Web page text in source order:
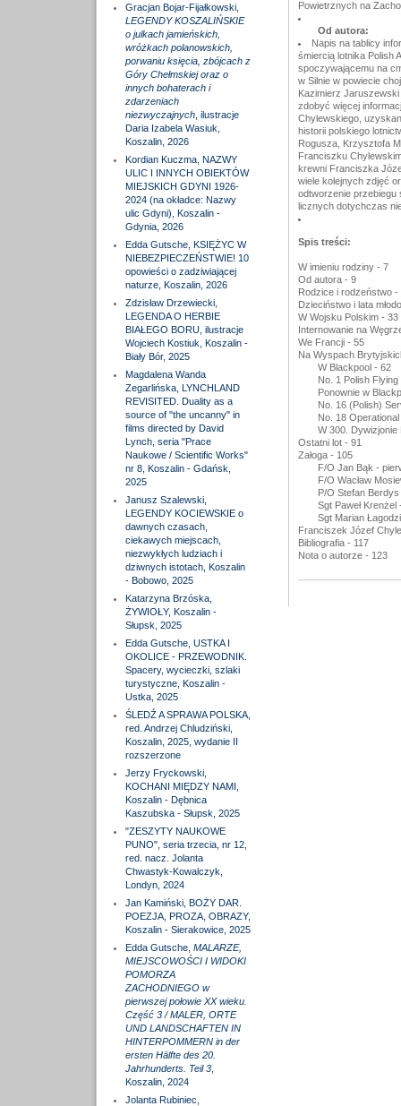
Gracjan Bojar-Fijałkowski,
LEGENDY KOSZALIŃSKIE
o julkach jamieńskich,
wróżkach polanowskich,
porwaniu księcia, zbójcach z
Góry Chełmskiej oraz o
innych bohaterach i
zdarzeniach
niezwyczajnych, ilustracje
Daria Izabela Wasiuk,
Koszalin, 2026
Kordian Kuczma, NAZWY
ULIC I INNYCH OBIEKTÓW
MIEJSKICH GDYNI 1926-
2024 (na okładce: Nazwy
ulic Gdyni), Koszalin -
Gdynia, 2026
Edda Gutsche, KSIĘŻYC W
NIEBEZPIECZEŃSTWIE! 10
opowieści o zadziwiającej
naturze, Koszalin, 2026
Zdzisław Drzewiecki,
LEGENDA O HERBIE
BIAŁEGO BORU, ilustracje
Wojciech Kostiuk, Koszalin -
Biały Bór, 2025
Magdalena Wanda
Zegarlińska, LYNCHLAND
REVISITED. Duality as a
source of "the uncanny" in
films directed by David
Lynch, seria "Prace
Naukowe / Scientific Works"
nr 8, Koszalin - Gdańsk,
2025
Janusz Szalewski,
LEGENDY KOCIEWSKIE o
dawnych czasach,
ciekawych miejscach,
niezwykłych ludziach i
dziwnych istotach, Koszalin
- Bobowo, 2025
Katarzyna Brzóska,
ŻYWIOŁY, Koszalin -
Słupsk, 2025
Edda Gutsche, USTKA I
OKOLICE - PRZEWODNIK.
Spacery, wycieczki, szlaki
turystyczne, Koszalin -
Ustka, 2025
ŚLEDŹ A SPRAWA POLSKA,
red. Andrzej Chludziński,
Koszalin, 2025, wydanie II
rozszerzone
Jerzy Fryckowski,
KOCHANI MIĘDZY NAMI,
Koszalin - Dębnica
Kaszubska - Słupsk, 2025
"ZESZYTY NAUKOWE
PUNO", seria trzecia, nr 12,
red. nacz. Jolanta
Chwastyk-Kowalczyk,
Londyn, 2024
Jan Kamiński, BOŻY DAR.
POEZJA, PROZA, OBRAZY,
Koszalin - Sierakowice, 2025
Edda Gutsche, MALARZE,
MIEJSCOWOŚCI I WIDOKI
POMORZA
ZACHODNIEGO w
pierwszej połowie XX wieku.
Część 3 / MALER, ORTE
UND LANDSCHAFTEN IN
HINTERPOMMERN in der
ersten Hälfte des 20.
Jahrhunderts. Teil 3,
Koszalin, 2024
Jolanta Rubiniec,
Powietrznych na
Od autora:
Napis na tablicy
śmiercią lotnika Polish
spoczywającemu na
w Silnie w powiecie
Kazimierz Jaruszewski
zdobyć więcej
Chylewskiego,
historii polskiego
Rogusza, Krzysztofa
Franciszku
krewni Franciszka
wiele kolejnych zdjęć
odtworzenie przebiegu
licznych dotychczas
Spis treści:
W imieniu rodziny - 7
Od autora - 9
Rodzice i rodzeństwo -
Dzieciństwo i lata
W Wojsku Polskim - 33
Internowanie na
We Francji - 55
Na Wyspach
W Blackpool - 62
No. 1 Polish
Ponownie w
No. 16 (Polish)
No. 18
W 300. Dywizjonie
Ostatni lot - 91
Załoga - 105
F/O Jan Bąk -
F/O Wacław
P/O Stefan
Sgt Paweł
Sgt Marian
Franciszek Józef
Bibliografia - 117
Nota o autorze - 123